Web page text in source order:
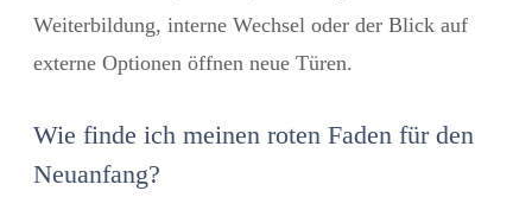
Weiterbildung, interne Wechsel oder der Blick auf
externe Optionen öffnen neue Türen.
Wie finde ich meinen roten Faden für den
Neuanfang?